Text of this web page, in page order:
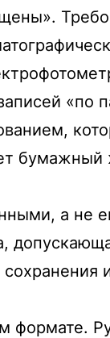
«по
бумажный
а не
формате.